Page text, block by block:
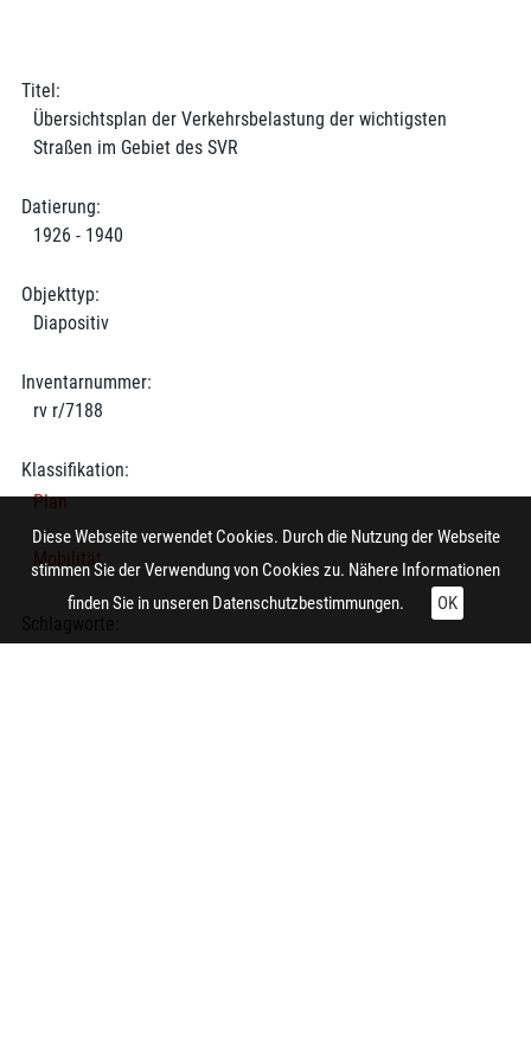
Titel:
Übersichtsplan der Verkehrsbelastung der wichtigsten
Straßen im Gebiet des SVR
Datierung:
1926 - 1940
Objekttyp:
Diapositiv
Inventarnummer:
rv r/7188
Klassifikation:
Plan
Mobilität
Diese Webseite verwendet Cookies. Durch die Nutzung der Webseite
stimmen Sie der Verwendung von Cookies zu. Nähere Informationen
finden Sie in unseren Datenschutzbestimmungen. OK